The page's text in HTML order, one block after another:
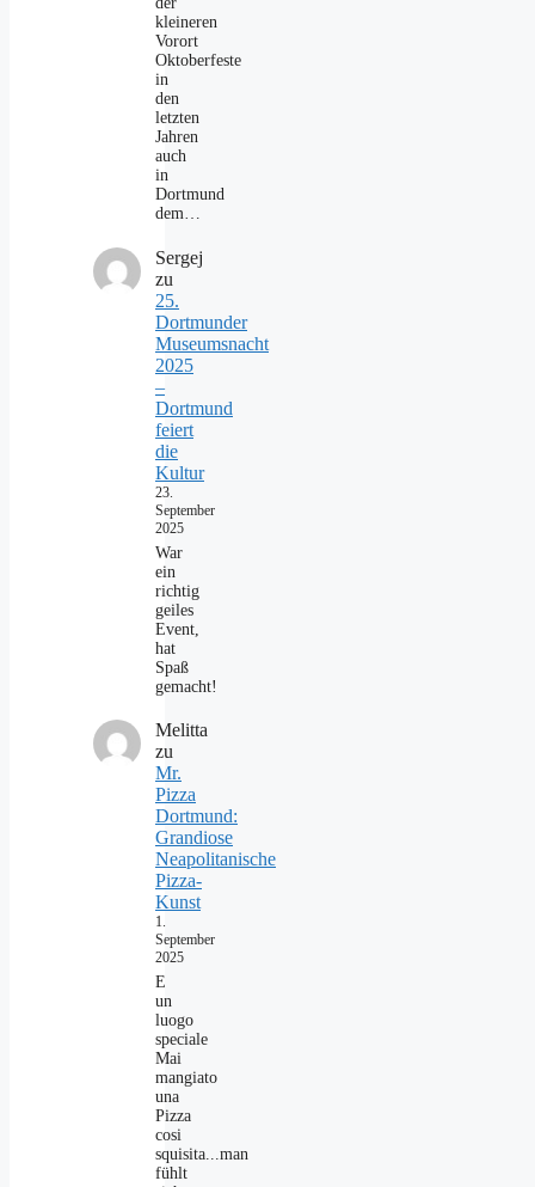
kleineren
Vorort
Oktoberfeste
in
den
letzten
Jahren
auch
in
Dortmund
dem…
Sergej
zu
25.
Dortmunder
Museumsnacht
2025
–
Dortmund
feiert
die
Kultur
23.
September
2025
War
ein
richtig
geiles
Event,
hat
Spaß
gemacht!
Melitta
zu
Mr.
Pizza
Dortmund:
Grandiose
Neapolitanische
Pizza-
Kunst
1.
September
2025
E
un
luogo
speciale
Mai
mangiato
una
Pizza
cosi
squisita...man
fühlt